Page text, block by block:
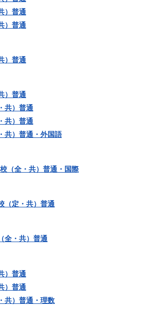
）普通
）普通
）普通
）普通
共）普通
共）普通
共）普通・外国語
（全・共）普通・国際
（定・共）普通
全・共）普通
）普通
）普通
共）普通・理数